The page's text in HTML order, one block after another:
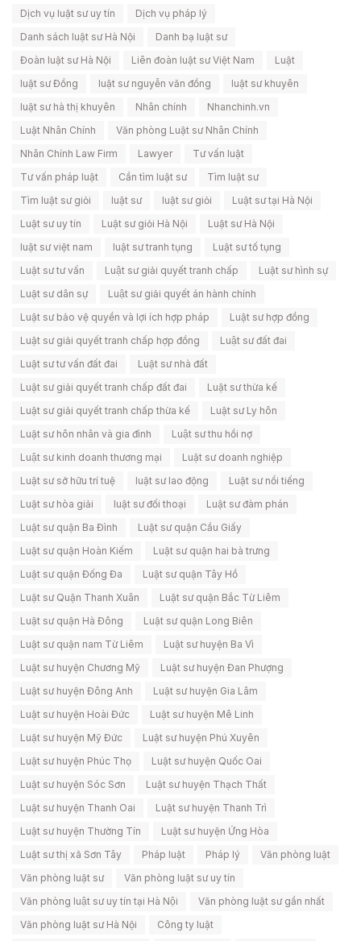
Dịch vụ luật sư uy tín
Dịch vụ pháp lý
Danh sách luật sư Hà Nội
Danh bạ luật sư
Đoàn luật sư Hà Nội
Liên đoàn luật sư Việt Nam
Luật
luật sư Đồng
luật sư nguyễn văn đồng
luật sư khuyên
luật sư hà thị khuyên
Nhân chính
Nhanchinh.vn
Luật Nhân Chính
Văn phòng Luật sư Nhân Chính
Nhân Chính Law Firm
Lawyer
Tư vấn luật
Tư vấn pháp luật
Cần tìm luật sư
Tìm luật sư
Tìm luật sư giỏi
luật sư luật sư giỏi
Luật sư tại Hà Nội
Luật sư uy tín
Luật sư giỏi Hà Nội
Luật sư Hà Nội
luật sư việt nam
luật sư tranh tụng
Luật sư tố tụng
Luật sư tư vấn
Luật sư giải quyết tranh chấp
Luật sư hình sự
Luật sư dân sự
Luật sư giải quyết án hành chính
Luật sư bảo vệ quyền và lợi ích hợp pháp
Luật sư hợp đồng
Luật sư giải quyết tranh chấp hợp đồng
Luật sư đất đai
Luật sư tư vấn đất đai
Luật sư nhà đất
Luật sư giải quyết tranh chấp đất đai
Luật sư thừa kế
Luật sư giải quyết tranh chấp thừa kế
Luật sư Ly hôn
Luật sư hôn nhân và gia đình
Luật sư thu hồi nợ
Luật sư kinh doanh thương mại
Luật sư doanh nghiệp
Luật sư sở hữu trí tuệ
luật sư lao động
Luật sư nổi tiếng
Luật sư hòa giải
luật sư đối thoại
Luật sư đàm phán
Luật sư quận Ba Đình
Luật sư quận Cầu Giấy
Luật sư quận Hoàn Kiếm
Luật sư quận hai bà trưng
Luật sư quận Đống Đa
Luật sư quận Tây Hồ
Luật sư Quận Thanh Xuân
Luật sư quận Bắc Từ Liêm
Luật sư quận Hà Đông
Luật sư quận Long Biên
Luật sư quận nam Từ Liêm
Luật sư huyện Ba Vì
Luật sư huyện Chương Mỹ
Luật sư huyện Đan Phượng
Luật sư huyện Đông Anh
Luật sư huyện Gia Lâm
Luật sư huyện Hoài Đức
Luật sư huyện Mê Linh
Luật sư huyện Mỹ Đức
Luật sư huyện Phú Xuyên
Luật sư huyện Phúc Thọ
Luật sư huyện Quốc Oai
Luật sư huyện Sóc Sơn
Luật sư huyện Thạch Thất
Luật sư huyện Thanh Oai
Luật sư huyện Thanh Trì
Luật sư huyện Thường Tín
Luật sư huyện Ứng Hòa
Luật sư thị xã Sơn Tây
Pháp luật Pháp lý
Văn phòng luật
Văn phòng luật sư
Văn phòng luật sư uy tín
Văn phòng luật sư uy tín tại Hà Nội
Văn phòng luật sư gần nhất
Văn phòng luật sư Hà Nội
Công ty luật